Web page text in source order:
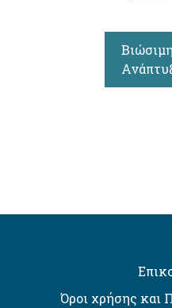
Βιώσιμη
Όροι χρήσης και